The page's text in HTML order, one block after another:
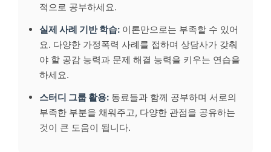
적으로 공부하세요.
실제 사례 기반 학습: 이론만으로는 부족할 수 있어
요. 다양한 가정폭력 사례를 접하며 상담사가 갖춰
야 할 공감 능력과 문제 해결 능력을 키우는 연습을
하세요.
스터디 그룹 활용: 동료들과 함께 공부하며 서로의
부족한 부분을 채워주고, 다양한 관점을 공유하는
것이 큰 도움이 됩니다.